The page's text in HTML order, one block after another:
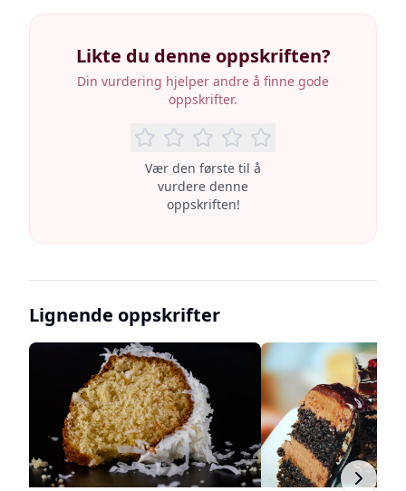
Likte du denne oppskriften?
Din vurdering hjelper andre å finne gode
oppskrifter.
Vær den første til å
vurdere denne
oppskriften!
Lignende oppskrifter